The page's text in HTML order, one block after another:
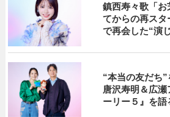
鎮西寿々歌「お
てからの再ス
で再会した“演
“本当の友だち
唐沢寿明＆広瀬
ーリー５』を語